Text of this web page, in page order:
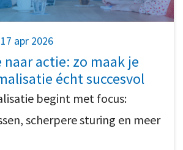
apr 2026
naar actie: zo maak je
écht succesvol
begint met focus:
scherpere sturing en meer